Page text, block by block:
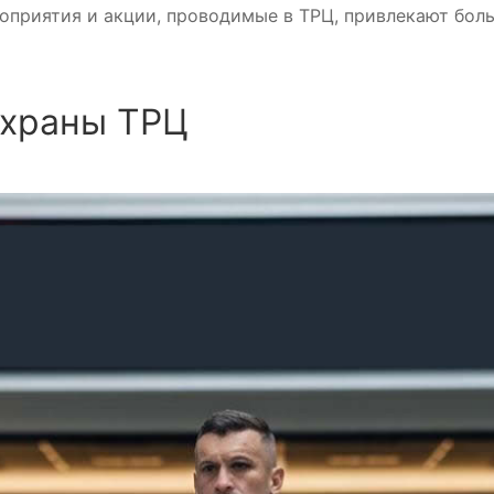
и акции, проводимые в ТРЦ, привлекают
ТРЦ